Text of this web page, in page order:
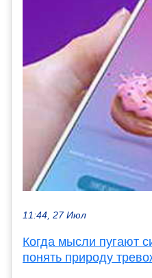
11:44, 27 Июл
Когда мысли пугают
понять природу